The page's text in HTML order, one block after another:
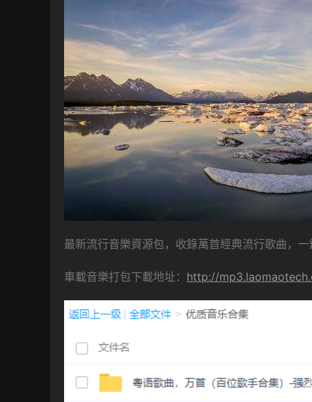
最新流行音樂資源包，收錄萬首經典流行歌曲，
車載音樂打包下載地址： http://